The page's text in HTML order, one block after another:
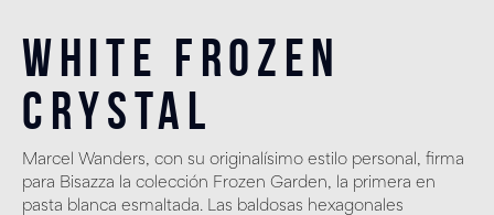
White Frozen
Crystal
Marcel Wanders, con su originalísimo estilo personal, firma
para Bisazza la colección Frozen Garden, la primera en
pasta blanca esmaltada. Las baldosas hexagonales